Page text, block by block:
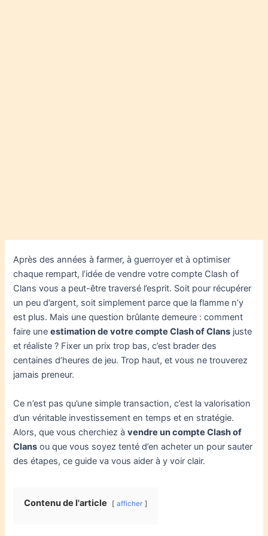
Après des années à farmer, à guerroyer et à optimiser
chaque rempart, l’idée de vendre votre compte Clash of
Clans vous a peut-être traversé l’esprit. Soit pour récupérer
un peu d’argent, soit simplement parce que la flamme n’y
est plus. Mais une question brûlante demeure : comment
faire uneestimation de votre compte Clash of Clans juste
et réaliste ? Fixer un prix trop bas, c’est brader des
centaines d’heures de jeu. Trop haut, et vous ne trouverez
jamais preneur.
Ce n’est pas qu’une simple transaction, c’est la valorisation
d’un véritable investissement en temps et en stratégie.
Alors, que vous cherchiez àvendre un compte Clash of
Clans ou que vous soyez tenté d’en acheter un pour sauter
des étapes, ce guide va vous aider à y voir clair.
Contenu de l'article afficher